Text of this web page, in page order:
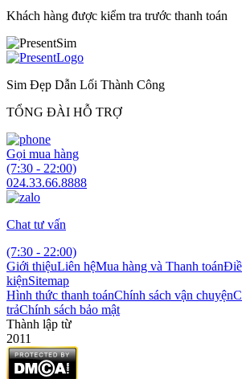
Khách hàng được kiểm tra trước thanh toán
Sim Đẹp Dẫn Lối Thành Công
TỔNG ĐÀI HỖ TRỢ
Gọi mua hàng
(7:30 - 22:00)
024.33.66.8888
Chat tư vấn
(7:30 - 22:00)
Giới thiệuLiên hệMua hàng và Thanh toán
kiệnSitemap
Hình thức thanh toánChính sách vận chuyện
trảChính sách bảo mật
Thành lập từ
2011